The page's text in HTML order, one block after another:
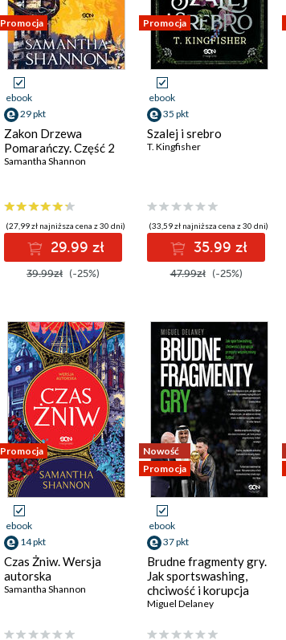
Promocja
ebook
29 pkt
Zakon Drzewa
Pomarańczy. Część 2
Samantha Shannon
(27,99 zł najniższa cena z 30 dni)
29.99 zł
39.99zł (-25%)
Promocja
ebook
35 pkt
Szalej i srebro
T. Kingfisher
(33,59 zł najniższa cena z 30 dni)
35.99 zł
47.99zł (-25%)
Promocja
ebook
14 pkt
Czas Żniw. Wersja
autorska
Samantha Shannon
Nowość
Promocja
ebook
37 pkt
Brudne fragmenty gry.
Jak sportswashing,
chciwość i korupcja
przejęły współczesny
Miguel Delaney